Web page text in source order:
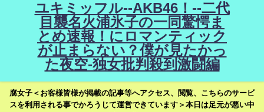
ユキミッフル--AKB46！--二代
目襲名火浦氷子の一同驚愕ま
とめ速報！にロマンティック
が止まらない？僕が見たかっ
た夜空-独女批判殺到激闘編
腐女子＜お客様皆様が掲載の記事等へアクセス、閲覧、こちらのサービ
スを利用される事でかろうじて運営できています＞本日は足元が悪い中